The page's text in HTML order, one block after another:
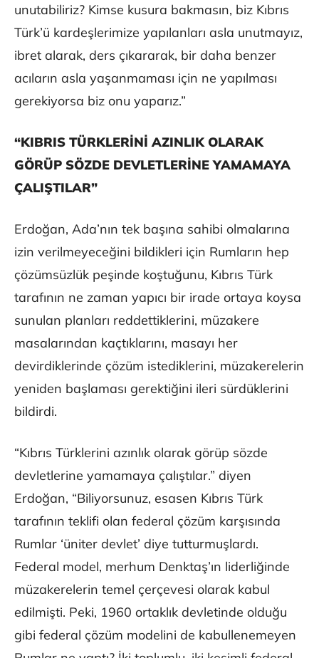
unutabiliriz? Kimse kusura bakmasın, biz Kıbrıs
Türk’ü kardeşlerimize yapılanları asla unutmayız,
ibret alarak, ders çıkararak, bir daha benzer
acıların asla yaşanmaması için ne yapılması
gerekiyorsa biz onu yaparız.”
“KIBRIS TÜRKLERİNİ AZINLIK OLARAK
GÖRÜP SÖZDE DEVLETLERİNE YAMAMAYA
ÇALIŞTILAR”
Erdoğan, Ada’nın tek başına sahibi olmalarına
izin verilmeyeceğini bildikleri için Rumların hep
çözümsüzlük peşinde koştuğunu, Kıbrıs Türk
tarafının ne zaman yapıcı bir irade ortaya koysa
sunulan planları reddettiklerini, müzakere
masalarından kaçtıklarını, masayı her
devirdiklerinde çözüm istediklerini, müzakerelerin
yeniden başlaması gerektiğini ileri sürdüklerini
bildirdi.
“Kıbrıs Türklerini azınlık olarak görüp sözde
devletlerine yamamaya çalıştılar.” diyen
Erdoğan, “Biliyorsunuz, esasen Kıbrıs Türk
tarafının teklifi olan federal çözüm karşısında
Rumlar ‘üniter devlet’ diye tutturmuşlardı.
Federal model, merhum Denktaş’ın liderliğinde
müzakerelerin temel çerçevesi olarak kabul
edilmişti. Peki, 1960 ortaklık devletinde olduğu
gibi federal çözüm modelini de kabullenemeyen